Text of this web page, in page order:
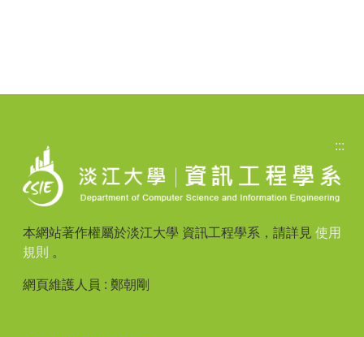
:::
本網站著作權屬於淡江大學 資訊工程學系，請詳見 使用
規則 。
網頁維護人員 : 鄭朝剛